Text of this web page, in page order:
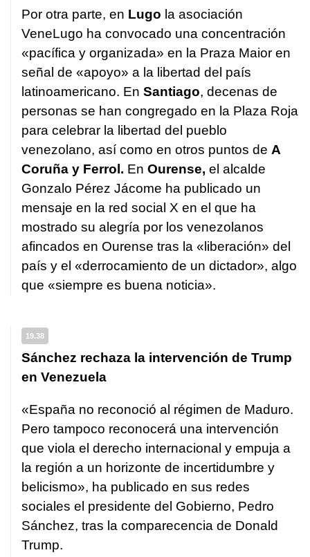
Por otra parte, en Lugo la asociación
VeneLugo ha convocado una concentración
«pacífica y organizada» en la Praza Maior en
señal de «apoyo» a la libertad del país
latinoamericano. En Santiago, decenas de
personas se han congregado en la Plaza Roja
para celebrar la libertad del pueblo
venezolano, así como en otros puntos de A
Coruña y Ferrol. En Ourense, el alcalde
Gonzalo Pérez Jácome ha publicado un
mensaje en la red social X en el que ha
mostrado su alegría por los venezolanos
afincados en Ourense tras la «liberación» del
país y el «derrocamiento de un dictador», algo
que «siempre es buena noticia».
19.38
Sánchez rechaza la intervención de Trump
en Venezuela
«España no reconoció al régimen de Maduro.
Pero tampoco reconocerá una intervención
que viola el derecho internacional y empuja a
la región a un horizonte de incertidumbre y
belicismo», ha publicado en sus redes
sociales el presidente del Gobierno, Pedro
Sánchez, tras la comparecencia de Donald
Trump.